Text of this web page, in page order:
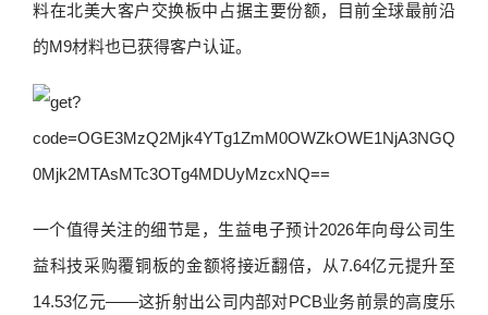
料在北美大客户交换板中占据主要份额，目前全球最前沿
的M9材料也已获得客户认证。
一个值得关注的细节是，生益电子预计2026年向母公司生
益科技采购覆铜板的金额将接近翻倍，从7.64亿元提升至
14.53亿元——这折射出公司内部对PCB业务前景的高度乐